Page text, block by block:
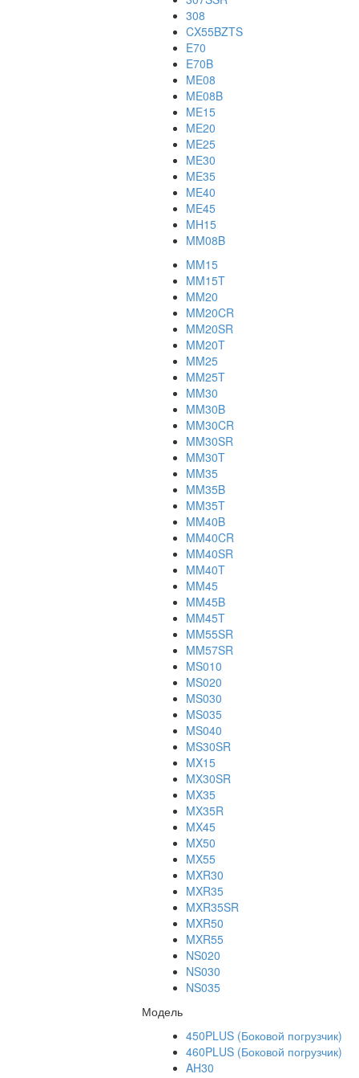
308
CX55BZTS
E70
E70B
ME08
ME08B
ME15
ME20
ME25
ME30
ME35
ME40
ME45
MH15
MM08B
MM15
MM15T
MM20
MM20CR
MM20SR
MM20T
MM25
MM25T
MM30
MM30B
MM30CR
MM30SR
MM30T
MM35
MM35B
MM35T
MM40B
MM40CR
MM40SR
MM40T
MM45
MM45B
MM45T
MM55SR
MM57SR
MS010
MS020
MS030
MS035
MS040
MS30SR
MX15
MX30SR
MX35
MX35R
MX45
MX50
MX55
MXR30
MXR35
MXR35SR
MXR50
MXR55
NS020
NS030
NS035
Модель
450PLUS (Боковой погрузчик)
460PLUS (Боковой погрузчик)
AH30